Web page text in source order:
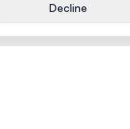
Decline